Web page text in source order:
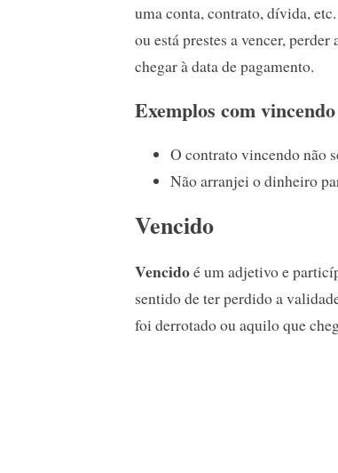
uma conta, contrato, dívida,
ou está prestes a vencer, perder
chegar à data de pagamento.
Exemplos com vincendo
O contrato vincendo não
Não arranjei o dinheiro
Vencido
Vencidoé um adjetivo e
sentido de ter perdido a
foi derrotado ou aquilo que